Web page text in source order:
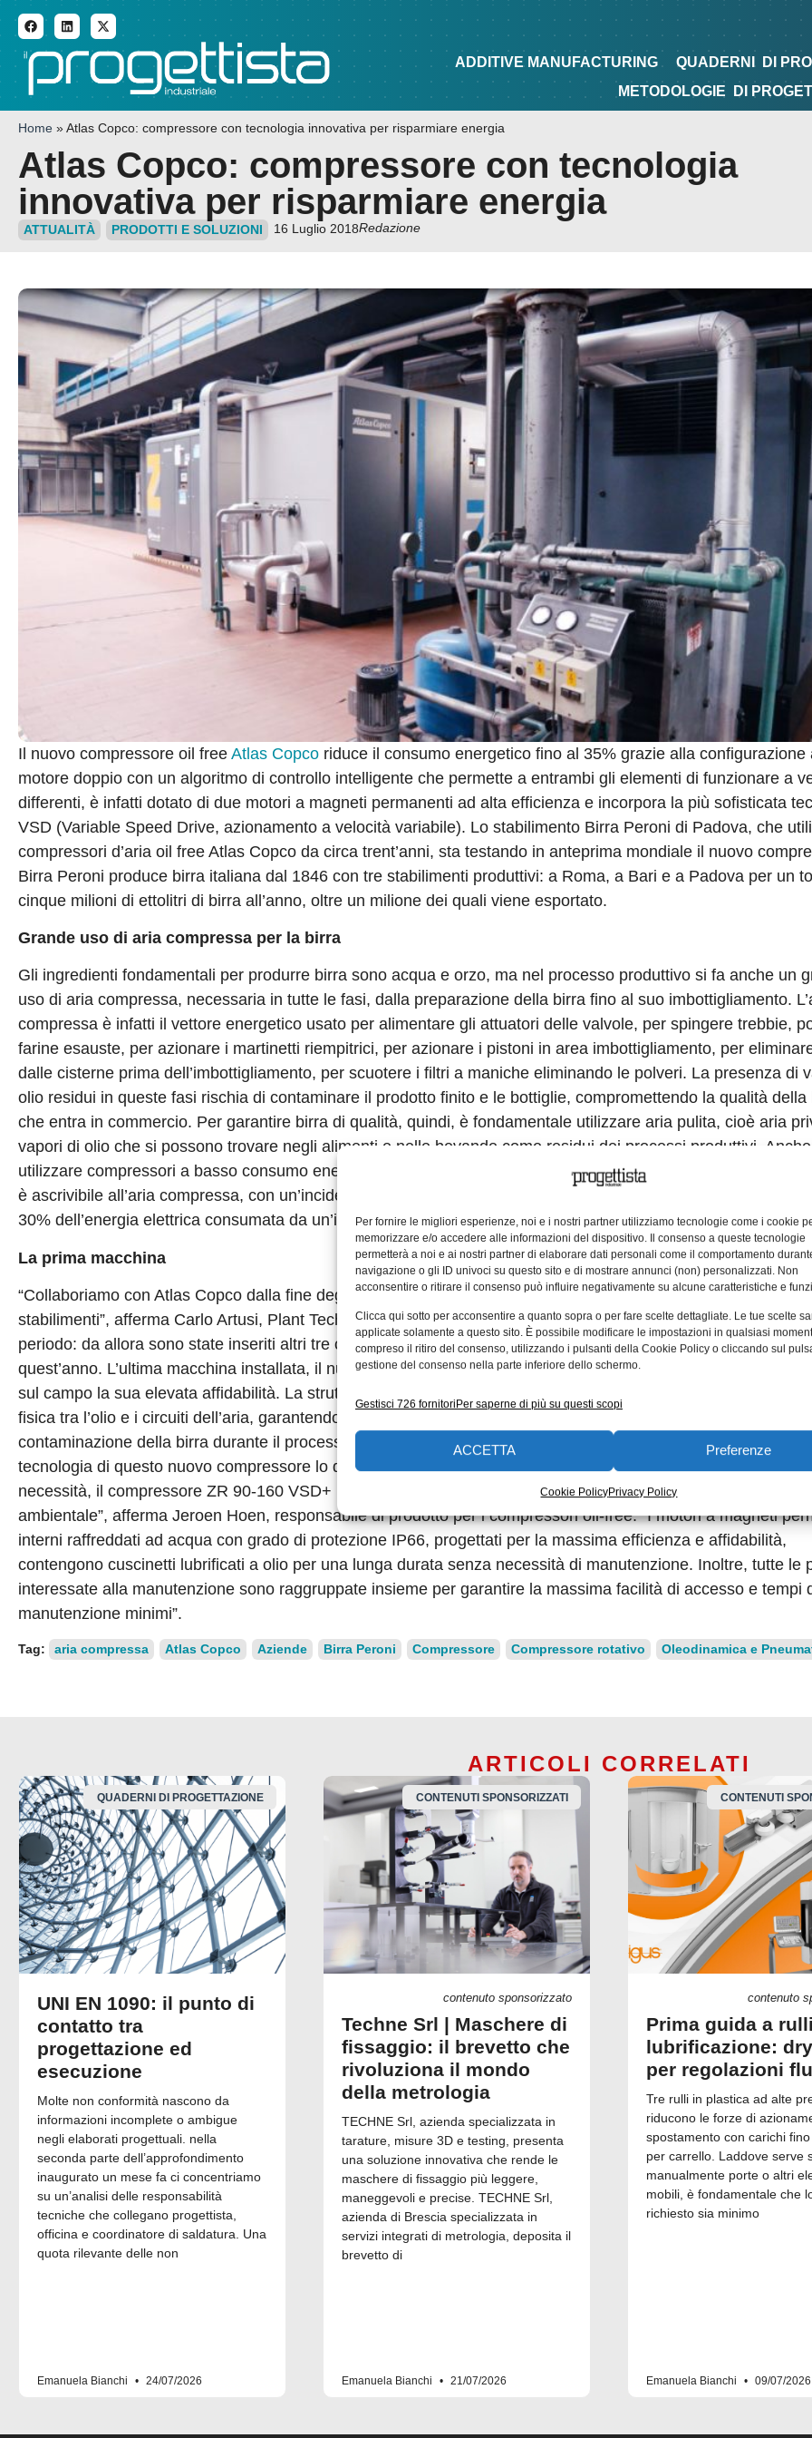
Per fornire le migliori esperienze, noi e i nostri partner utilizziamo tecnologie come i cookie
memorizzare e/o accedere alle informazioni del dispositivo. Il consenso a queste tecnologie
permetterà a noi e ai nostri partner di elaborare dati personali come il comportamento
navigazione o gli ID univoci su questo sito e di mostrare annunci (non) personalizzati. Non
acconsentire o ritirare il consenso può influire negativamente su alcune caratteristiche e
Clicca qui sotto per acconsentire a quanto sopra o per fare scelte dettagliate. Le tue scelte
applicate solamente a questo sito. È possibile modificare le impostazioni in qualsiasi
compreso il ritiro del consenso, utilizzando i pulsanti della Cookie Policy o cliccando sul
gestione del consenso nella parte inferiore dello schermo.
Gestisci 726 fornitoriPer saperne di più su questi scopi
ACCETTA Preferenze
Cookie PolicyPrivacy Policy
ADDITIVE MANUFACTURING QUADERNI DI PROGETTAZIONE TIPS&TRICKS
ADDITIVE MANUFACTURING QUADERNI DI
METODOLOGIE
DI
Home » Atlas Copco: compressore con tecnologia innovativa per risparmiare energia
Atlas Copco: compressore con tecnologia
innovativa per risparmiare energia
ATTUALITÀ PRODOTTI E SOLUZIONI 16 Luglio 2018Redazione
Il nuovo compressore oil free Atlas Copco riduce il consumo energetico fino al 35% grazie alla configurazione
motore doppio con un algoritmo di controllo intelligente che permette a entrambi gli elementi di funzionare a
differenti, è infatti dotato di due motori a magneti permanenti ad alta efficienza e incorpora la più sofisticata
VSD (Variable Speed Drive, azionamento a velocità variabile). Lo stabilimento Birra Peroni di Padova, che
compressori d’aria oil free Atlas Copco da circa trent’anni, sta testando in anteprima mondiale il nuovo
Birra Peroni produce birra italiana dal 1846 con tre stabilimenti produttivi: a Roma, a Bari e a Padova per un
cinque milioni di ettolitri di birra all’anno, oltre un milione dei quali viene esportato.
Grande uso di aria compressa per la birra
Gli ingredienti fondamentali per produrre birra sono acqua e orzo, ma nel processo produttivo si fa anche un
uso di aria compressa, necessaria in tutte le fasi, dalla preparazione della birra fino al suo imbottigliamento.
compressa è infatti il vettore energetico usato per alimentare gli attuatori delle valvole, per spingere trebbie,
farine esauste, per azionare i martinetti riempitrici, per azionare i pistoni in area imbottigliamento, per
dalle cisterne prima dell’imbottigliamento, per scuotere i filtri a maniche eliminando le polveri. La presenza di
olio residui in queste fasi rischia di contaminare il prodotto finito e le bottiglie, compromettendo la qualità della
che entra in commercio. Per garantire birra di qualità, quindi, è fondamentale utilizzare aria pulita, cioè aria
vapori di olio che si possono trovare negli alimenti e nelle bevande come residui dei processi produttivi. Anche
utilizzare compressori a basso consumo energetico è importante: in ambito industriale circa l’11% dei consumi
è ascrivibile all’aria compressa, con un’incidenza del consumo di energia che può arrivare a rappresentare
30% dell’energia elettrica consumata da un’impresa.
La prima macchina
“Collaboriamo con Atlas Copco dalla fine degli anni ’80, quando è stata inserita la prima macchina nei nostri
stabilimenti”, afferma Carlo Artusi, Plant Technical Manager di Birra Peroni, “È stato l’inizio di una partnership
periodo: da allora sono state inseriti altri tre compressori, tuttora operativi: uno nel 1994, uno nel 2011 e
quest’anno. L’ultima macchina installata, il nuovo compressore ZR 160 VSD+, funziona oggi da 6.000 ore
sul campo la sua elevata affidabilità. La struttura e la tenuta della camera di compressione assicurano la
fisica tra l’olio e i circuiti dell’aria, garantendo un’aria oil free certificata Classe 0, fondamentale per garantire la
contaminazione della birra durante il processo produttivo.” “Per Atlas Copco l’aria compressa è una scienza, e
tecnologia di questo nuovo compressore lo dimostra: regolando la portata d’aria in uscita in base alle effettive
necessità, il compressore ZR 90-160 VSD+ riduce significativamente il consumo di energia, i costi e l’impatto
ambientale”, afferma Jeroen Hoen, responsabile di prodotto per i compressori oil-free. “I motori a magneti
interni raffreddati ad acqua con grado di protezione IP66, progettati per la massima efficienza e affidabilità,
contengono cuscinetti lubrificati a olio per una lunga durata senza necessità di manutenzione. Inoltre, tutte le
interessate alla manutenzione sono raggruppate insieme per garantire la massima facilità di accesso e tempi
manutenzione minimi”.
Tag: aria compressa Atlas Copco Aziende Birra Peroni Compressore Compressore rotativo Oleodinamica e
ARTICOLI CORRELATI
QUADERNI DI PROGETTAZIONE
UNI EN 1090: il punto di
contatto tra
progettazione ed
esecuzione
Molte non conformità nascono da
informazioni incomplete o ambigue
negli elaborati progettuali. nella
seconda parte dell’approfondimento
inaugurato un mese fa ci concentriamo
su un’analisi delle responsabilità
tecniche che collegano progettista,
officina e coordinatore di saldatura. Una
quota rilevante delle non
Emanuela Bianchi 24/07/2026
CONTENUTI SPONSORIZZATI
contenuto sponsorizzato
Techne Srl | Maschere di
fissaggio: il brevetto che
rivoluziona il mondo
della metrologia
TECHNE Srl, azienda specializzata in
tarature, misure 3D e testing, presenta
una soluzione innovativa che rende le
maschere di fissaggio più leggere,
maneggevoli e precise. TECHNE Srl,
azienda di Brescia specializzata in
servizi integrati di metrologia, deposita il
brevetto di
Emanuela Bianchi 21/07/2026
CONTENUTI
contenuto
Prima guida a
lubrificazione:
per regolazioni
Tre rulli in plastica ad alte
riducono le forze di
spostamento con carichi
per carrello. Laddove serve
manualmente porte o altri
mobili, è fondamentale che
richiesto sia minimo
Emanuela Bianchi 09/07/2026